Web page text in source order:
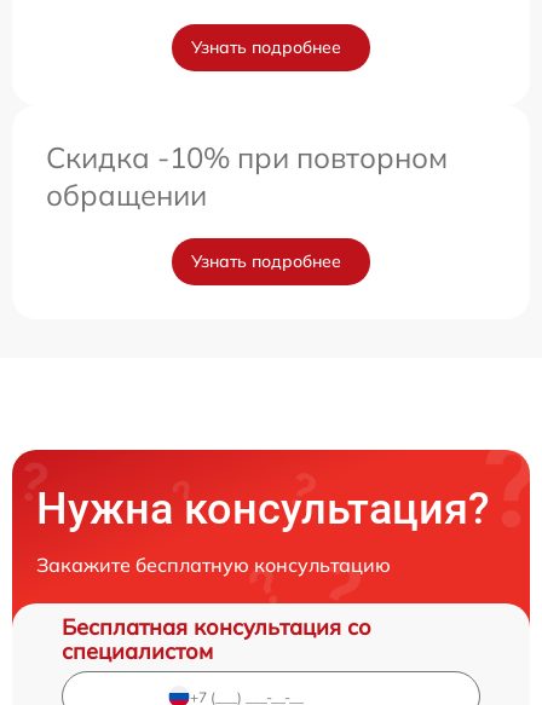
Узнать подробнее
Скидка -10% при повторном
обращении
Узнать подробнее
Нужна консультация?
Закажите бесплатную консультацию
Бесплатная консультация со
специалистом